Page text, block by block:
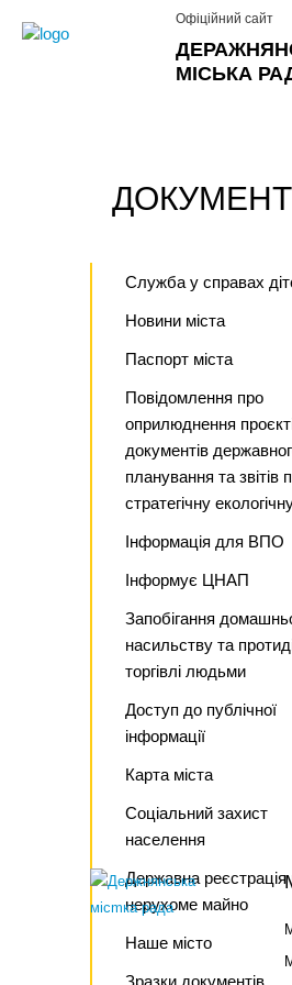
МІСЬКА
Офіційний сайт
Служба у справах
Новини міста
Паспорт міста
Повідомлення про
оприлюднення
документів
планування та звітів
стратегічну
Інформація для ВПО
Інформує ЦНАП
Запобігання
насильству та
торгівлі людьми
Доступ до публічної
інформації
Карта міста
Соціальний захист
населення
Державна реєстрація
нерухоме майно
Наше місто
Зразки документів